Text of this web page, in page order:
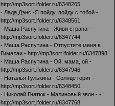
http://mp3sort.ifolder.ru/6348265
- Лада Дэнс -Я пойду, пойду с тобой -
http://mp3sort.ifolder.ru/6348561
- Маша Распутина - Живи страна -
http://mp3sort.ifolder.ru/6347744
- Маша Распутина - Отпустите меня в
Гималаи -http://mp3sort.ifolder.ru/6347898
- Маша Распутина - Ой, мама, ой -
http://mp3sort.ifolder.ru/6347946
- Наталья Гулькина - Солнце горит -
http://mp3sort.ifolder.ru/6348450
- Николай Гнатюк - Малиновый звон - -
http://mp3sort.ifolder.ru/6347768